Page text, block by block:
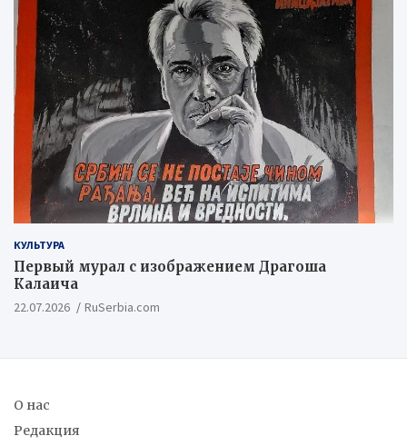
КУЛЬТУРА
Первый мурал с изображением Драгоша
Калаича
22.07.2026 RuSerbia.com
О нас
Редакция